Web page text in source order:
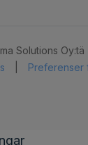
Solutions Oy:tä
Preferenser